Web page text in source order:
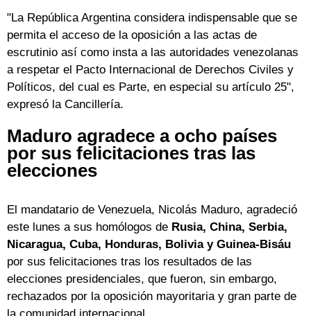
"La República Argentina considera indispensable que se
permita el acceso de la oposición a las actas de
escrutinio así como insta a las autoridades venezolanas
a respetar el Pacto Internacional de Derechos Civiles y
Políticos, del cual es Parte, en especial su artículo 25",
expresó la Cancillería.
Maduro agradece a ocho países
por sus felicitaciones tras las
elecciones
El mandatario de Venezuela, Nicolás Maduro, agradeció
este lunes a sus homólogos de Rusia, China, Serbia,
Nicaragua, Cuba, Honduras, Bolivia y Guinea-Bisáu
por sus felicitaciones tras los resultados de las
elecciones presidenciales, que fueron, sin embargo,
rechazados por la oposición mayoritaria y gran parte de